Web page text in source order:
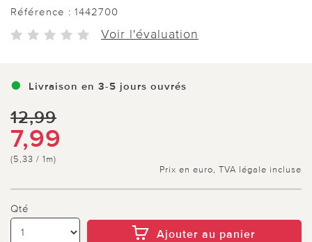
Référence : 1442700
Voir l'évaluation
Livraison en 3-5 jours ouvrés
12,99
7,99
(5,33 / 1m)
Prix en euro, TVA légale incluse
Qté
Ajouter au panier